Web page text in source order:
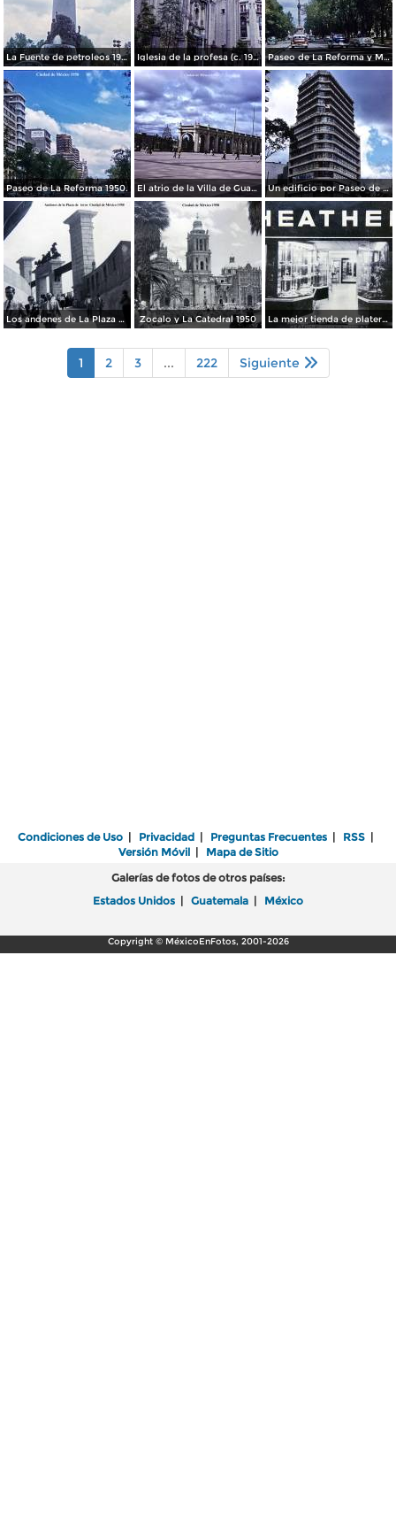
La Fuente de petroleos 1950. Iglesia de la profesa (c. 1950) Paseo de La Reforma y Mto a La Independencia 1950
Paseo de La Reforma 1950. El atrio de la Villa de Guadalupe 1950. Un edificio por Paseo de La Reforma 1950
Los andenes de La Plaza de toros Ciudad de México 1950 Zocalo y La Catedral 1950 La mejor tienda de plateria.
1 2 3 ... 222 Siguiente
Condiciones de Uso | Privacidad | Preguntas Frecuentes | RSS |
Versión Móvil| Mapa de Sitio
Galerías de fotos de otros países:
Estados Unidos | Guatemala | México
Copyright © MéxicoEnFotos, 2001-2026